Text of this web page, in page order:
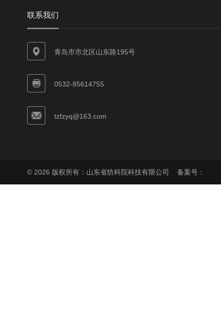
联系我们
青岛市市北区山东路195号
0532-85614755
tzfzyq@163.com
© 2026 版权所有：山东省纺科院科技有限公司 备案号：